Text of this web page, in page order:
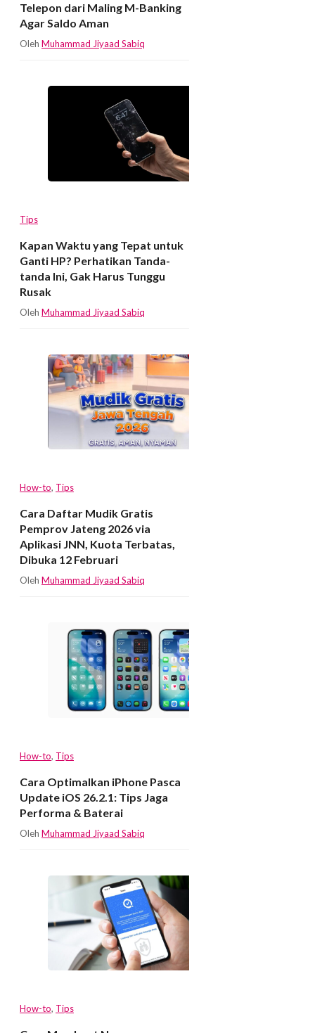
Telepon dari Maling M-Banking
Agar Saldo Aman
Oleh Muhammad Jiyaad Sabiq
Tips
Kapan Waktu yang Tepat untuk
Ganti HP? Perhatikan Tanda-
tanda Ini, Gak Harus Tunggu
Rusak
Oleh Muhammad Jiyaad Sabiq
How-to, Tips
Cara Daftar Mudik Gratis
Pemprov Jateng 2026 via
Aplikasi JNN, Kuota Terbatas,
Dibuka 12 Februari
Oleh Muhammad Jiyaad Sabiq
How-to, Tips
Cara Optimalkan iPhone Pasca
Update iOS 26.2.1: Tips Jaga
Performa & Baterai
Oleh Muhammad Jiyaad Sabiq
How-to, Tips